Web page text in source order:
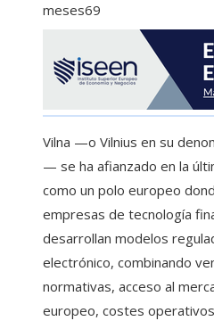
meses69
Vilna —o Vilnius en su
— se ha afianzado en la
como un polo europeo
empresas de tecnología
desarrollan modelos
electrónico, combinando
normativas, acceso al
europeo, costes